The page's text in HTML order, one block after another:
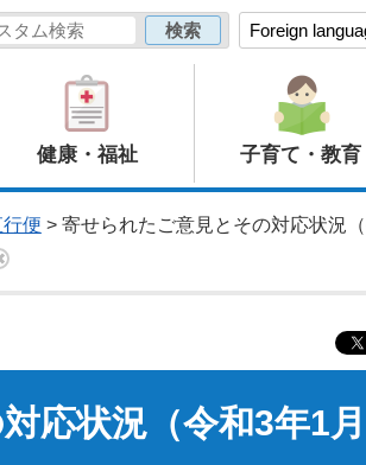
Foreign
健康・福祉 子育て・教育
便 > 寄せられたご意見とその対応状況（
応状況（令和3年1月